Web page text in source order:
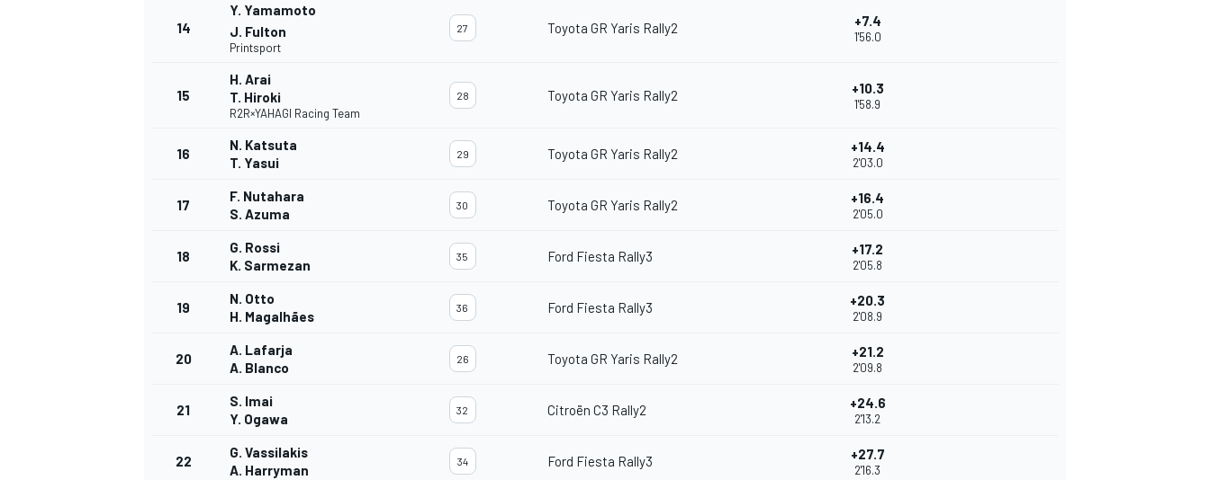
14
Y. Yamamoto
J. Fulton
Printsport
27 Toyota GR Yaris Rally2 +7.4
1'56.0
15
H. Arai
T. Hiroki
R2R×YAHAGI Racing Team
28 Toyota GR Yaris Rally2 +10.3
1'58.9
16
N. Katsuta
T. Yasui
29 Toyota GR Yaris Rally2 +14.4
2'03.0
17
F. Nutahara
S. Azuma
30 Toyota GR Yaris Rally2 +16.4
2'05.0
18
G. Rossi
K. Sarmezan
35 Ford Fiesta Rally3 +17.2
2'05.8
19
N. Otto
H. Magalhães
36 Ford Fiesta Rally3 +20.3
2'08.9
20
A. Lafarja
A. Blanco
26 Toyota GR Yaris Rally2 +21.2
2'09.8
21
S. Imai
Y. Ogawa
32 Citroën C3 Rally2 +24.6
2'13.2
22
G. Vassilakis
A. Harryman
34 Ford Fiesta Rally3 +27.7
2'16.3